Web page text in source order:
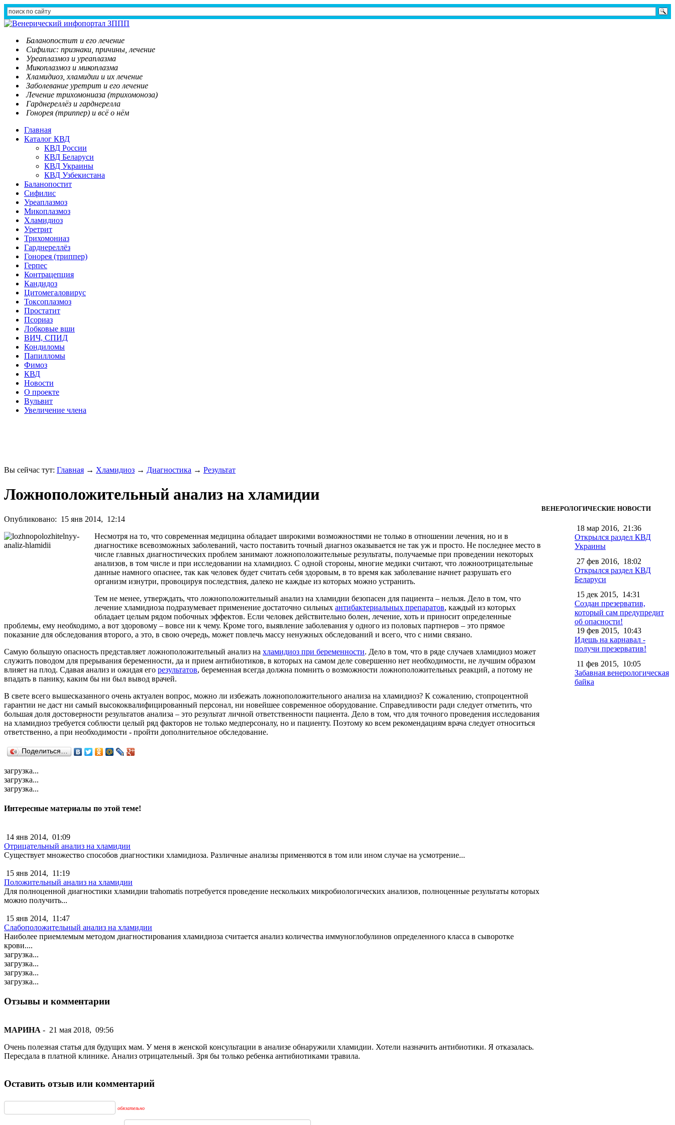
Баланопостит и его лечение
Сифилис: признаки, причины, лечение
Уреаплазмоз и уреаплазма
Микоплазмоз и микоплазма
Хламидиоз, хламидии и их лечение
Заболевание уретрит и его лечение
Лечение трихомониаза (трихомоноза)
Гарднереллёз и гарднерелла
Гонорея (триппер) и всё о нём
Главная
Каталог КВД
КВД России
КВД Беларуси
КВД Украины
КВД Узбекистана
Баланопостит
Сифилис
Уреаплазмоз
Микоплазмоз
Хламидиоз
Уретрит
Трихомониаз
Гарднереллёз
Гонорея (триппер)
Герпес
Контрацепция
Кандидоз
Цитомегаловирус
Токсоплазмоз
Простатит
Псориаз
Лобковые вши
ВИЧ, СПИД
Кондиломы
Папилломы
Фимоз
КВД
Новости
О проекте
Вульвит
Увеличение члена
Вы сейчас тут: Главная → Хламидиоз → Диагностика → Результат
Ложноположительный анализ на хламидии
Опубликовано: 15 янв 2014, 12:14
Несмотря на то, что современная медицина обладает широкими возможностями не только в отношении лечения, но и в
диагностике всевозможных заболеваний, часто поставить точный диагноз оказывается не так уж и просто. Не последнее место в
числе главных диагностических проблем занимают ложноположительные результаты, получаемые при проведении некоторых
анализов, в том числе и при исследовании на хламидиоз. С одной стороны, многие медики считают, что ложноотрицательные
данные намного опаснее, так как человек будет считать себя здоровым, в то время как заболевание начнет разрушать его
организм изнутри, провоцируя последствия, далеко не каждые из которых можно устранить.
Тем не менее, утверждать, что ложноположительный анализ на хламидии безопасен для пациента – нельзя. Дело в том, что
лечение хламидиоза подразумевает применение достаточно сильных антибактериальных препаратов, каждый из которых
обладает целым рядом побочных эффектов. Если человек действительно болен, лечение, хоть и приносит определенные
проблемы, ему необходимо, а вот здоровому – вовсе ни к чему. Кроме того, выявление заболевания у одного из половых партнеров – это прямое
показание для обследования второго, а это, в свою очередь, может повлечь массу ненужных обследований и всего, что с ними связано.
Самую большую опасность представляет ложноположительный анализ на хламидиоз при беременности. Дело в том, что в ряде случаев хламидиоз может
служить поводом для прерывания беременности, да и прием антибиотиков, в которых на самом деле совершенно нет необходимости, не лучшим образом
влияет на плод. Сдавая анализ и ожидая его результатов, беременная всегда должна помнить о возможности ложноположительных реакций, а потому не
впадать в панику, каким бы ни был вывод врачей.
В свете всего вышесказанного очень актуален вопрос, можно ли избежать ложноположительного анализа на хламидиоз? К сожалению, стопроцентной
гарантии не даст ни самый высококвалифицированный персонал, ни новейшее современное оборудование. Справедливости ради следует отметить, что
большая доля достоверности результатов анализа – это результат личной ответственности пациента. Дело в том, что для точного проведения исследования
на хламидиоз требуется соблюсти целый ряд факторов не только медперсоналу, но и пациенту. Поэтому ко всем рекомендациям врача следует относиться
ответственно, а при необходимости - пройти дополнительное обследование.
Поделиться…
загрузка...
загрузка...
загрузка...
Интересные материалы по этой теме!
14 янв 2014, 01:09
Отрицательный анализ на хламидии
Существует множество способов диагностики хламидиоза. Различные анализы применяются в том или ином случае на усмотрение...
15 янв 2014, 11:19
Положительный анализ на хламидии
Для полноценной диагностики хламидии trahomatis потребуется проведение нескольких микробиологических анализов, полноценные результаты которых
можно получить...
15 янв 2014, 11:47
Слабоположительный анализ на хламидии
Наиболее приемлемым методом диагностирования хламидиоза считается анализ количества иммуноглобулинов определенного класса в сыворотке
крови....
загрузка...
загрузка...
загрузка...
загрузка...
Отзывы и комментарии
МАРИНА - 21 мая 2018, 09:56
Очень полезная статья для будущих мам. У меня в женской консультации в анализе обнаружили хламидии. Хотели назначить антибиотики. Я отказалась.
Пересдала в платной клинике. Анализ отрицательный. Зря бы только ребенка антибиотиками травила.
Оставить отзыв или комментарий
обязательно
ВЕНЕРОЛОГИЧЕСКИЕ НОВОСТИ
18 мар 2016, 21:36
Открылся раздел КВД
Украины
27 фев 2016, 18:02
Открылся раздел КВД
Беларуси
15 дек 2015, 14:31
Создан презерватив,
который сам предупредит
об опасности!
19 фев 2015, 10:43
Идешь на карнавал -
получи презерватив!
11 фев 2015, 10:05
Забавная венерологическая
байка